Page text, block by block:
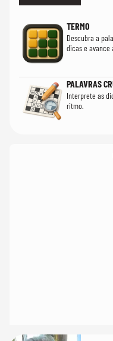
TERMO
Descubra a
dicas e avance
PALAVRAS
Interprete as
ritmo.